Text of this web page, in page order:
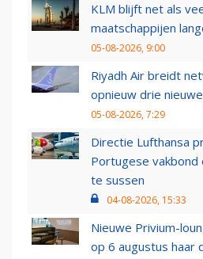
KLM blijft net als
maatschappijen
05-08-2026, 9:00
Riyadh Air breidt
opnieuw drie
05-08-2026, 7:29
Directie Lufthansa
Portugese vakbond
te sussen
04-08-2026, 15:33
Nieuwe Privium-
op 6 augustus haar